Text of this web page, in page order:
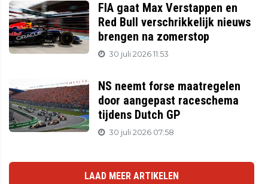
FIA gaat Max Verstappen en
Red Bull verschrikkelijk nieuws
brengen na zomerstop
30 juli 2026 11:53
NS neemt forse maatregelen
door aangepast raceschema
tijdens Dutch GP
30 juli 2026 07:58
LAAD MEER ARTIKELEN